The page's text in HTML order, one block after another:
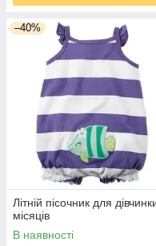
–40%
Літній пісочник для
місяців
В наявності